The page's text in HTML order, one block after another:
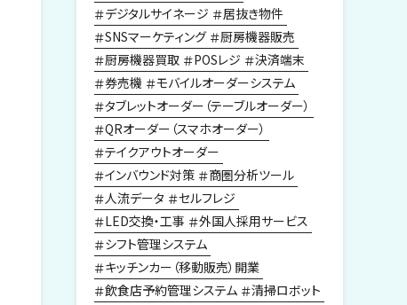
デジタルサイネージ
居抜き物件
SNSマーケティング
厨房機器販売
厨房機器買取
POSレジ
決済端末
券売機
モバイルオーダーシステム
タブレットオーダー（テーブルオーダー）
QRオーダー（スマホオーダー）
テイクアウトオーダー
インバウンド対策
商圏分析ツール
人流データ
セルフレジ
LED交換・工事
外国人採用サービス
シフト管理システム
キッチンカー（移動販売）開業
飲食店予約管理システム
清掃ロボット